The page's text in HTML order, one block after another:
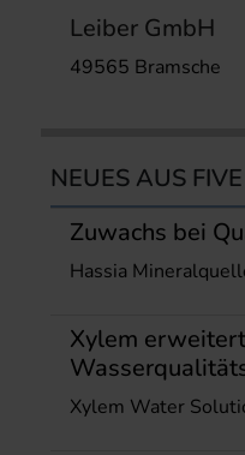
Leiber GmbH
49565 Bramsche
NEUES AUS FIVE
Zuwachs bei
Hassia
Xylem
Xylem Water